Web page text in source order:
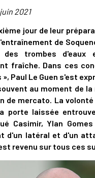
2021
jour de leur
de
trombes d'eaux
fraîche. Dans ces
Paul Le Guen s'est
au moment de la
de mercato. La volonté
porte laissée
Casimir, Ylan
d'un latéral et d'un
revenu sur tous ces